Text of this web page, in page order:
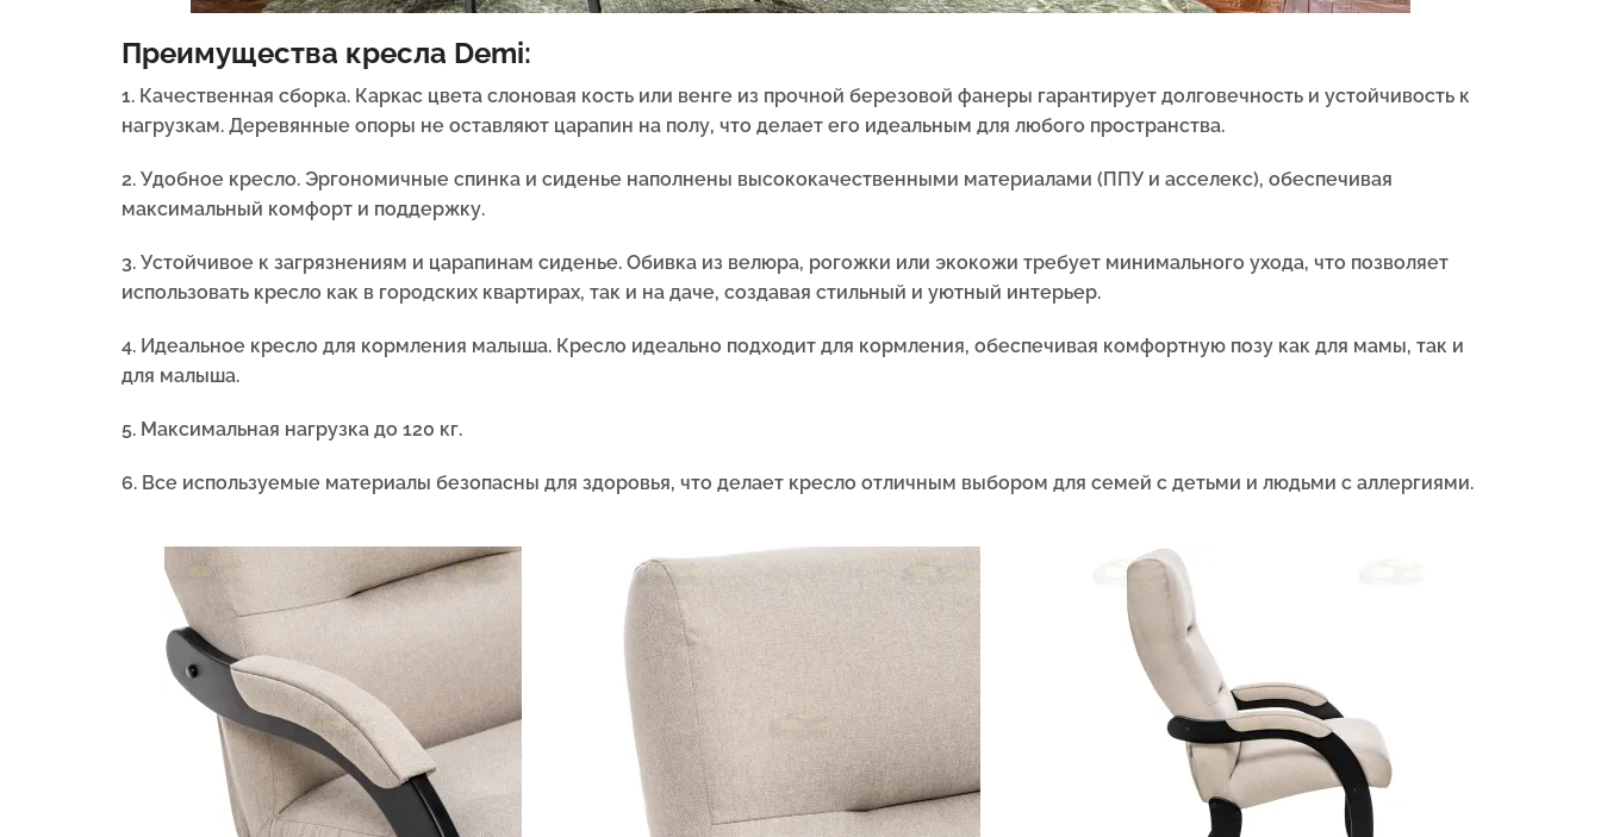
Преимущества кресла Demi:
1. Качественная сборка. Каркас цвета слоновая кость или венге из прочной березовой фанеры гарантирует долговечность и устойчивость к
нагрузкам. Деревянные опоры не оставляют царапин на полу, что делает его идеальным для любого пространства.
2. Удобное кресло. Эргономичные спинка и сиденье наполнены высококачественными материалами (ППУ и асселекс), обеспечивая
максимальный комфорт и поддержку.
3. Устойчивое к загрязнениям и царапинам сиденье. Обивка из велюра, рогожки или экокожи требует минимального ухода, что позволяет
использовать кресло как в городских квартирах, так и на даче, создавая стильный и уютный интерьер.
4. Идеальное кресло для кормления малыша. Кресло идеально подходит для кормления, обеспечивая комфортную позу как для мамы, так и
для малыша.
5. Максимальная нагрузка до 120 кг.
6. Все используемые материалы безопасны для здоровья, что делает кресло отличным выбором для семей с детьми и людьми с аллергиями.